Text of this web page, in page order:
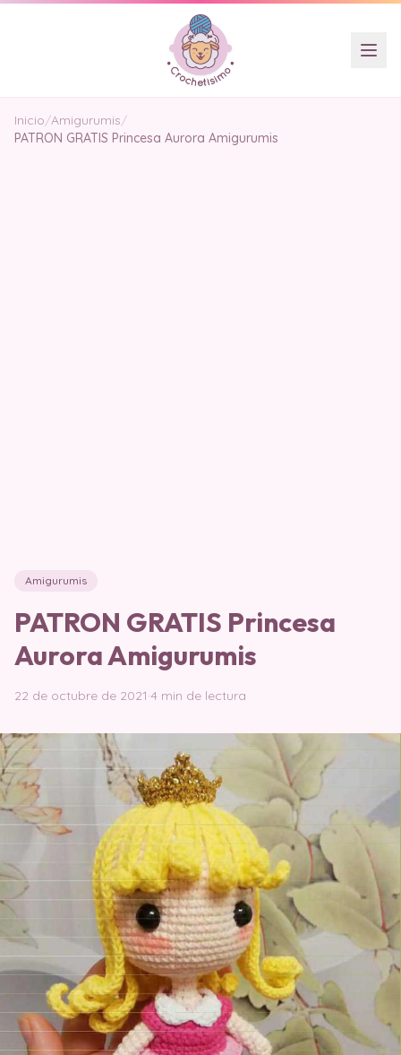
Inicio/Amigurumis/
PATRON GRATIS Princesa Aurora Amigurumis
Amigurumis
PATRON GRATIS Princesa
Aurora Amigurumis
22 de octubre de 2021·4 min de lectura